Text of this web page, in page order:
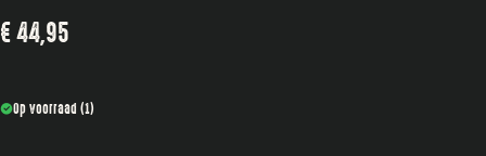
€44,95
Op voorraad (1)